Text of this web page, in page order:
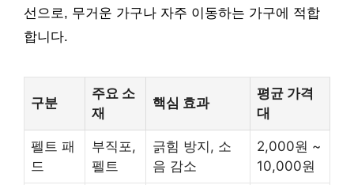
선으로, 무거운 가구나 자주 이동하는 가구에 적합
합니다.
구분
주요 소
재
핵심 효과
평균 가격
대
펠트 패
드
부직포,
펠트
긁힘 방지, 소
음 감소
2,000원 ~
10,000원